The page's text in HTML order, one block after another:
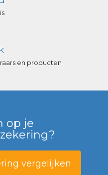
en producten
op je
vergelijken